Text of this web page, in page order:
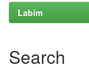
Labim
Search